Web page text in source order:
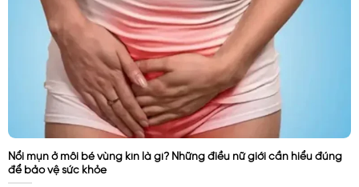
Nổi mụn ở môi bé vùng kín là gì? Những điều nữ giới cần hiểu đúng
để bảo vệ sức khỏe